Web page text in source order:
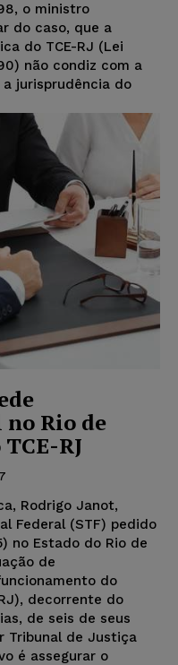
o ministro
do caso, que a
do TCE-RJ (Lei
não condiz com a
jurisprudência do
Rio de
RJ
Rodrigo Janot,
Federal (STF) pedido
no Estado do Rio de
de
do
decorrente do
de seis de seus
Tribunal de Justiça
é assegurar o